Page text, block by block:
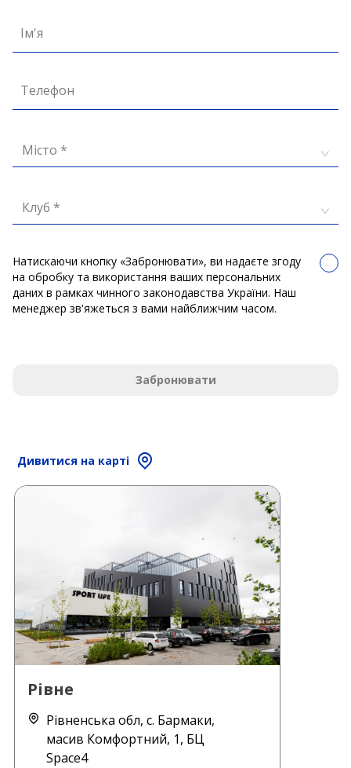
Ім'я
Телефон
Місто *
Клуб *
Натискаючи кнопку «Забронювати», ви надаєте згоду
на обробку та використання ваших персональних
даних в рамках чинного законодавства України. Наш
менеджер зв'яжеться з вами найближчим часом.
Забронювати
Дивитися на карті
Рівне
Рівненська обл, с. Бармаки,
масив Комфортний, 1, БЦ
Space4